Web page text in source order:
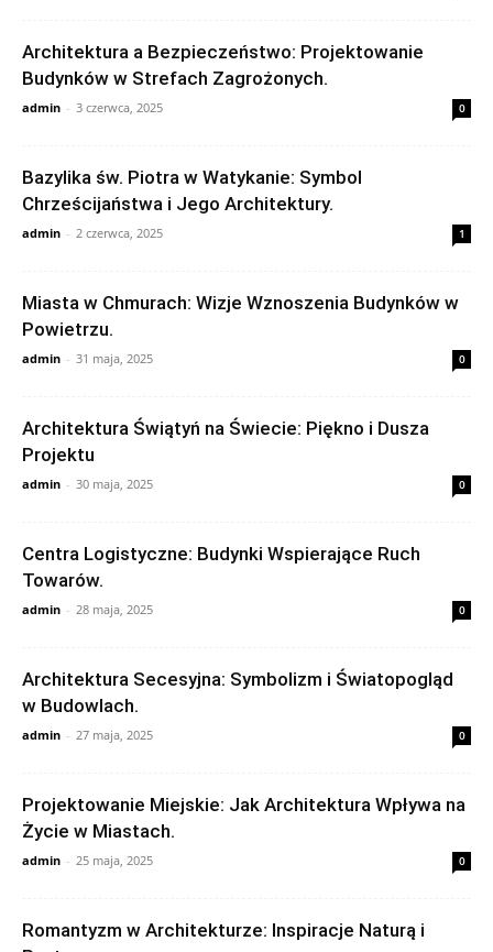
Architektura a Bezpieczeństwo: Projektowanie
Budynków w Strefach Zagrożonych.
admin - 3 czerwca, 2025 0
Bazylika św. Piotra w Watykanie: Symbol
Chrześcijaństwa i Jego Architektury.
admin - 2 czerwca, 2025 1
Miasta w Chmurach: Wizje Wznoszenia Budynków w
Powietrzu.
admin - 31 maja, 2025 0
Architektura Świątyń na Świecie: Piękno i Dusza
Projektu
admin - 30 maja, 2025 0
Centra Logistyczne: Budynki Wspierające Ruch
Towarów.
admin - 28 maja, 2025 0
Architektura Secesyjna: Symbolizm i Światopogląd
w Budowlach.
admin - 27 maja, 2025 0
Projektowanie Miejskie: Jak Architektura Wpływa na
Życie w Miastach.
admin - 25 maja, 2025 0
Romantyzm w Architekturze: Inspiracje Naturą i